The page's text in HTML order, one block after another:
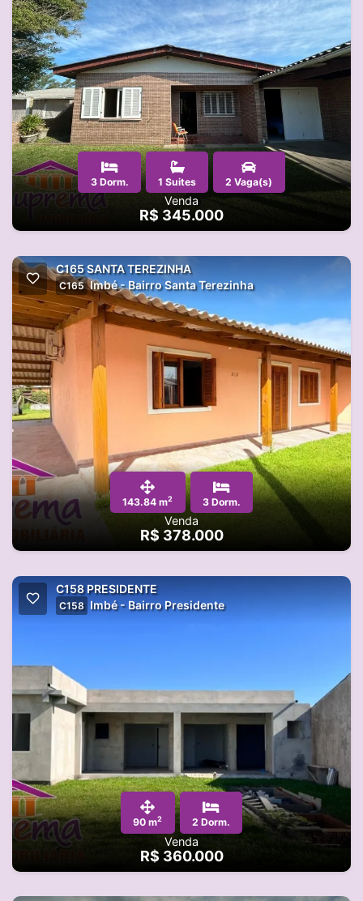
3 Dorm. 1 Suites 2 Vaga(s)
Venda
R$ 345.000
C165 SANTA TEREZINHA
C165 Imbé - Bairro Santa Terezinha
143.84 m2 3 Dorm.
Venda
R$ 378.000
C158 PRESIDENTE
C158 Imbé - Bairro Presidente
90 m2 2 Dorm.
Venda
R$ 360.000